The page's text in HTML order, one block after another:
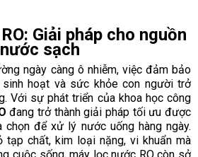
Giải pháp cho nguồn
nước sạch
ngày càng ô nhiễm, việc đảm bảo
hoạt và sức khỏe con người trở
Với sự phát triển của khoa học công
đang trở thành giải pháp tối ưu được
chọn để xử lý nước uống hàng ngày.
tạp chất, kim loại nặng, vi khuẩn mà